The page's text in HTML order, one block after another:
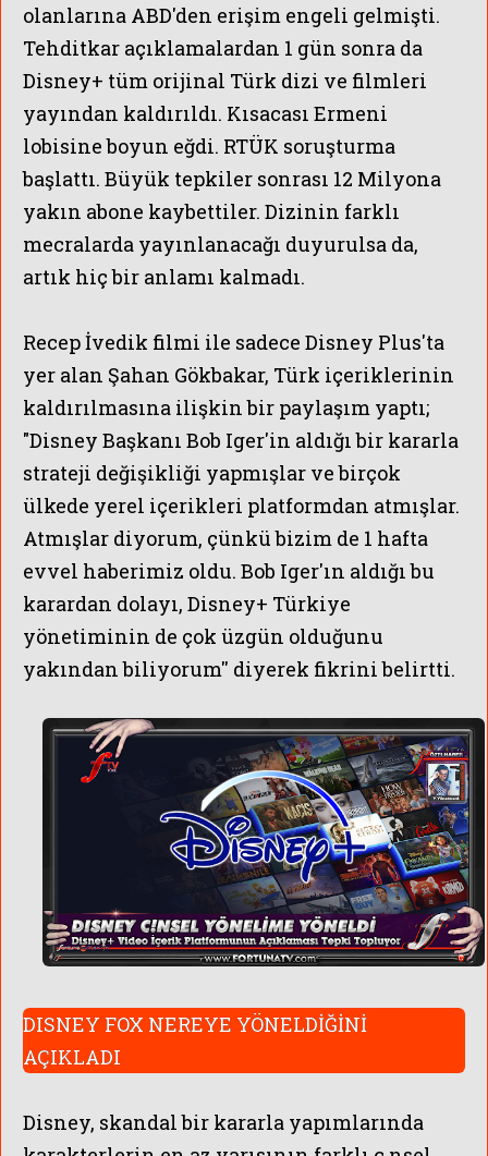
olanlarına ABD'den erişim engeli gelmişti.
Tehditkar açıklamalardan 1 gün sonra da
Disney+ tüm orijinal Türk dizi ve filmleri
yayından kaldırıldı. Kısacası Ermeni
lobisine boyun eğdi. RTÜK soruşturma
başlattı. Büyük tepkiler sonrası 12 Milyona
yakın abone kaybettiler. Dizinin farklı
mecralarda yayınlanacağı duyurulsa da,
artık hiç bir anlamı kalmadı.
Recep İvedik filmi ile sadece Disney Plus'ta
yer alan Şahan Gökbakar, Türk içeriklerinin
kaldırılmasına ilişkin bir paylaşım yaptı;
"Disney Başkanı Bob Iger'in aldığı bir kararla
strateji değişikliği yapmışlar ve birçok
ülkede yerel içerikleri platformdan atmışlar.
Atmışlar diyorum, çünkü bizim de 1 hafta
evvel haberimiz oldu. Bob Iger'ın aldığı bu
karardan dolayı, Disney+ Türkiye
yönetiminin de çok üzgün olduğunu
yakından biliyorum'' diyerek fikrini belirtti.
DISNEY FOX NEREYE YÖNELDİĞİNİ
AÇIKLADI
Disney, skandal bir kararla yapımlarında